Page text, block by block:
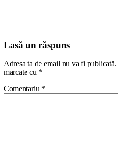
Lasă un răspuns
Adresa ta de email nu va fi publicată.
marcate cu *
Comentariu *